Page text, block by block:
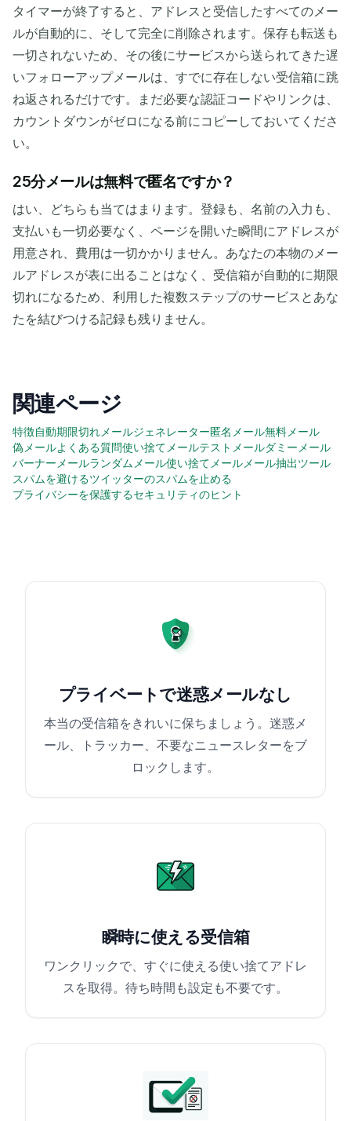
タイマーが終了すると、アドレスと受信したすべてのメー
ルが自動的に、そして完全に削除されます。保存も転送も
一切されないため、その後にサービスから送られてきた遅
いフォローアップメールは、すでに存在しない受信箱に跳
ね返されるだけです。まだ必要な認証コードやリンクは、
カウントダウンがゼロになる前にコピーしておいてくださ
い。
25分メールは無料で匿名ですか？
はい、どちらも当てはまります。登録も、名前の入力も、
支払いも一切必要なく、ページを開いた瞬間にアドレスが
用意され、費用は一切かかりません。あなたの本物のメー
ルアドレスが表に出ることはなく、受信箱が自動的に期限
切れになるため、利用した複数ステップのサービスとあな
たを結びつける記録も残りません。
関連ページ
特徴自動期限切れ メールジェネレーター匿名メール無料メール
偽メールよくある質問使い捨てメールテストメールダミーメール
バーナーメールランダムメール使い捨てメール メール抽出ツール
スパムを避けるツイッターのスパムを止める
プライバシーを保護するセキュリティのヒント
プライベートで迷惑メールなし
本当の受信箱をきれいに保ちましょう。迷惑メ
ール、トラッカー、不要なニュースレターをブ
ロックします。
瞬時に使える受信箱
ワンクリックで、すぐに使える使い捨てアドレ
スを取得。待ち時間も設定も不要です。